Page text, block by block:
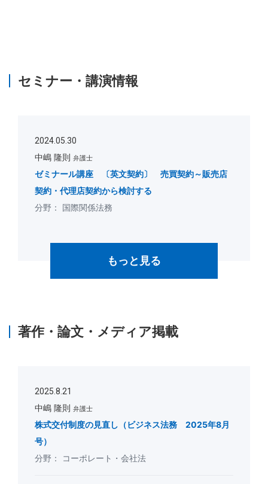
セミナー・講演情報
2024.05.30
中嶋 隆則 弁護士
ゼミナール講座 〔英文契約〕 売買契約～販売店
契約・代理店契約から検討する
国際関係法務
もっと見る
著作・論文・メディア掲載
2025.8.21
中嶋 隆則 弁護士
株式交付制度の見直し（ビジネス法務 2025年8月
号）
コーポレート・会社法